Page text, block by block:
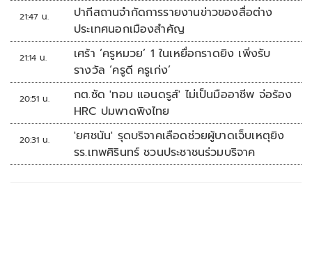
21:47 น.
ปากีสถานจำกัดการรายงานข่าวของสื่อต่าง
ประเทศนอกเมืองสำคัญ
21:14 น.
เศร้า ‘ครูหมวย’ 1 ในเหยื่อกราดยิง เพิ่งรับ
รางวัล ‘ครูดี ครูเก่ง’
20:51 น.
กต.ซัด 'ทอม แอนดรูส์' ไม่เป็นมืออาชีพ จ่อร้อง
HRC ปมพาดพิงไทย
20:31 น.
'ยศชนัน' รุดบริจาคเลือดช่วยผู้บาดเจ็บเหตุยิง
รร.เทพศิรินทร์ ชวนประชาชนร่วมบริจาค